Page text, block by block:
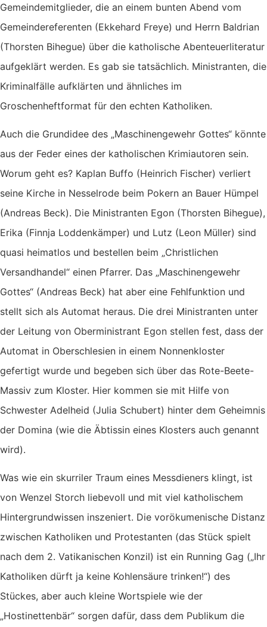
Gemeindemitglieder, die an einem bunten Abend vom
Gemeindereferenten (Ekkehard Freye) und Herrn Baldrian
(Thorsten Bihegue) über die katholische Abenteuerliteratur
aufgeklärt werden. Es gab sie tatsächlich. Ministranten, die
Kriminalfälle aufklärten und ähnliches im
Groschenheftformat für den echten Katholiken.
Auch die Grundidee des „Maschinengewehr Gottes“ könnte
aus der Feder eines der katholischen Krimiautoren sein.
Worum geht es? Kaplan Buffo (Heinrich Fischer) verliert
seine Kirche in Nesselrode beim Pokern an Bauer Hümpel
(Andreas Beck). Die Ministranten Egon (Thorsten Bihegue),
Erika (Finnja Loddenkämper) und Lutz (Leon Müller) sind
quasi heimatlos und bestellen beim „Christlichen
Versandhandel“ einen Pfarrer. Das „Maschinengewehr
Gottes“ (Andreas Beck) hat aber eine Fehlfunktion und
stellt sich als Automat heraus. Die drei Ministranten unter
der Leitung von Oberministrant Egon stellen fest, dass der
Automat in Oberschlesien in einem Nonnenkloster
gefertigt wurde und begeben sich über das Rote-Beete-
Massiv zum Kloster. Hier kommen sie mit Hilfe von
Schwester Adelheid (Julia Schubert) hinter dem Geheimnis
der Domina (wie die Äbtissin eines Klosters auch genannt
wird).
Was wie ein skurriler Traum eines Messdieners klingt, ist
von Wenzel Storch liebevoll und mit viel katholischem
Hintergrundwissen inszeniert. Die vorökumenische Distanz
zwischen Katholiken und Protestanten (das Stück spielt
nach dem 2. Vatikanischen Konzil) ist ein Running Gag („Ihr
Katholiken dürft ja keine Kohlensäure trinken!“) des
Stückes, aber auch kleine Wortspiele wie der
„Hostinettenbär“ sorgen dafür, dass dem Publikum die